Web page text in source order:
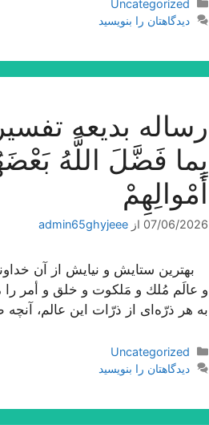
Uncategorized
دیدگاهتان را بنویسید
رساله بدیعه
بِما فَضَّلَ اللَّهُ
أَمْوالِهِمْ‌
07/06/2026 از admin65ghyjeee
بهترین ستایش و نیایش از آن
و عالَم مُلك و مَلكوت و خلق و أمر را
به هر ذرّه‌اى از ذرّات این عالم،
دسته‌ها
Uncategorized
دیدگاهتان را بنویسید